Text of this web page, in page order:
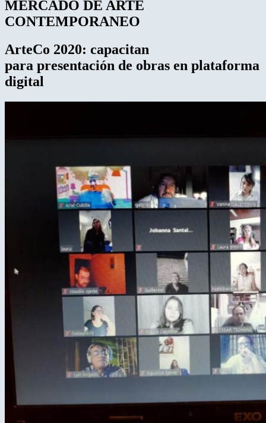
MERCADO DE ARTE
CONTEMPORANEO
ArteCo 2020: capacitan
para presentación de obras en plataforma
digital